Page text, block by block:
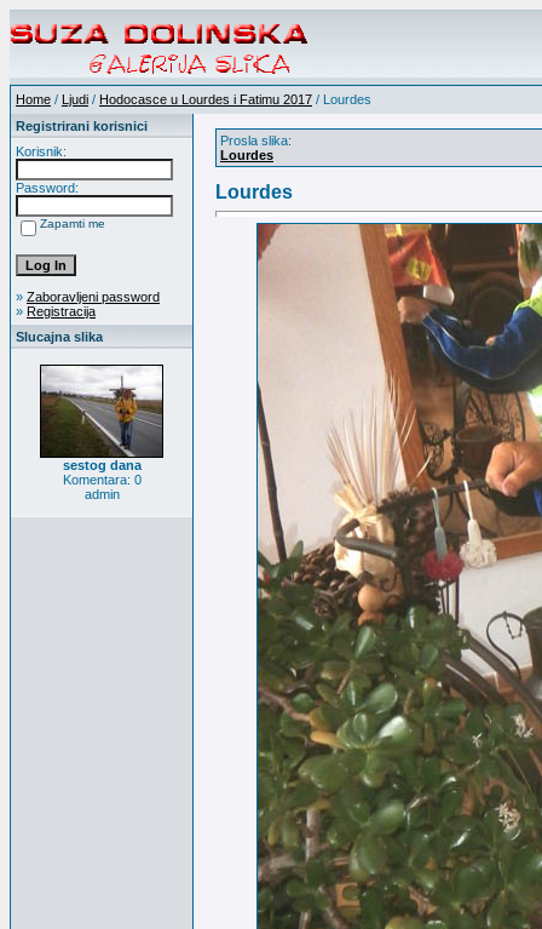
Home / Ljudi / Hodocasce u Lourdes i Fatimu 2017 / Lourdes
Registrirani korisnici
Korisnik:
Password:
Zapamti me
» Zaboravljeni password
» Registracija
Slucajna slika
sestog dana
Komentara: 0
admin
Prosla slika:
Lourdes
Lourdes